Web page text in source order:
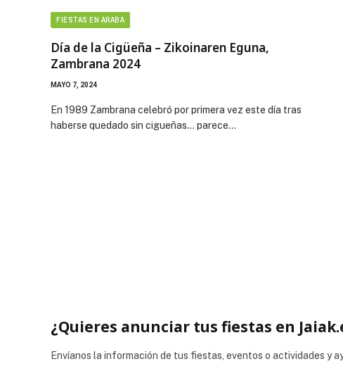
FIESTAS EN ARABA
Día de la Cigüeña – Zikoinaren Eguna,
Zambrana 2024
MAYO 7, 2024
En 1989 Zambrana celebró por primera vez este día tras
haberse quedado sin cigueñas… parece…
¿Quieres anunciar tus fiestas en
Envíanos la información de tus fiestas, eventos o actividades y